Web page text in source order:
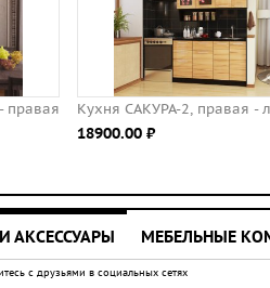
правая Кухня САКУРА-2, правая -
18900.00 ⃏
АКСЕССУАРЫ МЕБЕЛЬНЫЕ
с друзьями в социальных сетях